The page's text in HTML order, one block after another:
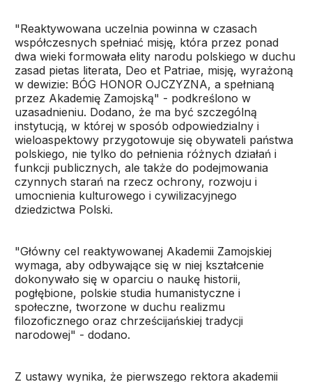
"Reaktywowana uczelnia powinna w czasach
współczesnych spełniać misję, która przez ponad
dwa wieki formowała elity narodu polskiego w duchu
zasad pietas literata, Deo et Patriae, misję, wyrażoną
w dewizie: BÓG HONOR OJCZYZNA, a spełnianą
przez Akademię Zamojską" - podkreślono w
uzasadnieniu. Dodano, że ma być szczególną
instytucją, w której w sposób odpowiedzialny i
wieloaspektowy przygotowuje się obywateli państwa
polskiego, nie tylko do pełnienia różnych działań i
funkcji publicznych, ale także do podejmowania
czynnych starań na rzecz ochrony, rozwoju i
umocnienia kulturowego i cywilizacyjnego
dziedzictwa Polski.
"Główny cel reaktywowanej Akademii Zamojskiej
wymaga, aby odbywające się w niej kształcenie
dokonywało się w oparciu o naukę historii,
pogłębione, polskie studia humanistyczne i
społeczne, tworzone w duchu realizmu
filozoficznego oraz chrześcijańskiej tradycji
narodowej" - dodano.
Z ustawy wynika, że pierwszego rektora akademii